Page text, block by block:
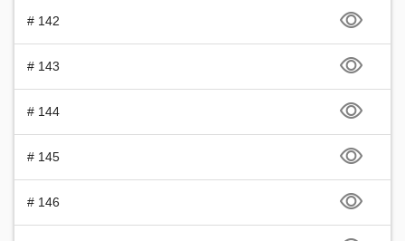
# 142
# 143
# 144
# 145
# 146